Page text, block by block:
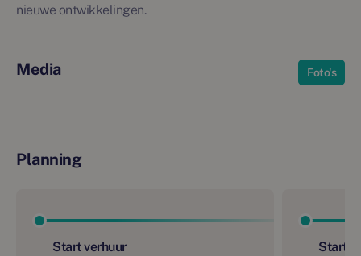
nieuwe ontwikkelingen.
Media Foto's
Planning
Start verhuur
Start